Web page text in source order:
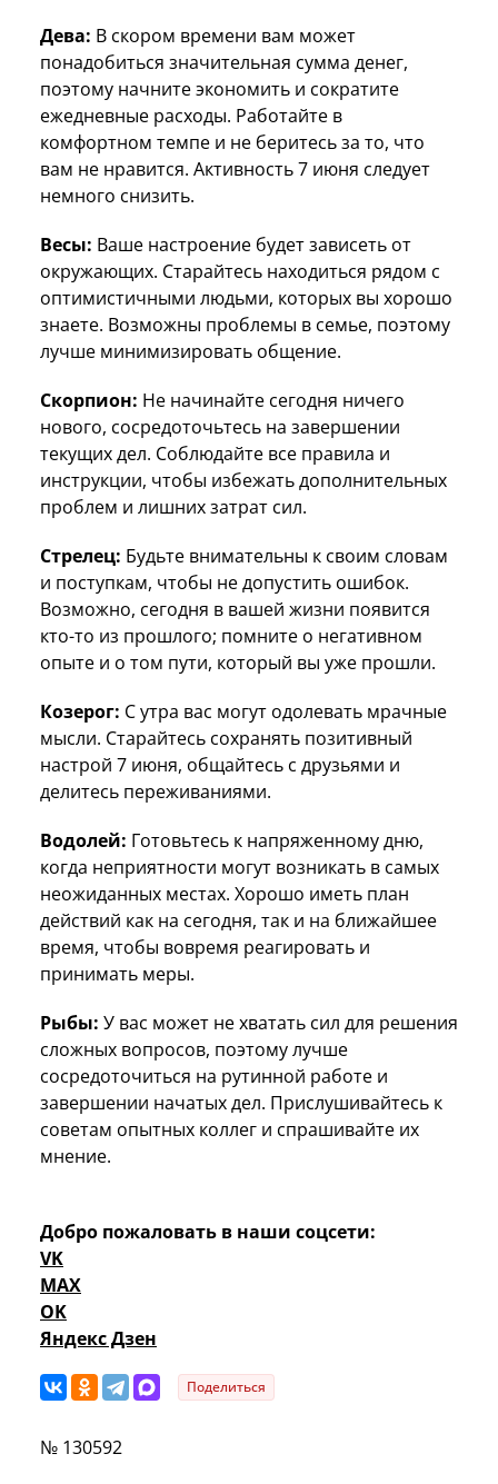
Дева: В скором времени вам может
понадобиться значительная сумма денег,
поэтому начните экономить и сократите
ежедневные расходы. Работайте в
комфортном темпе и не беритесь за то, что
вам не нравится. Активность 7 июня следует
немного снизить.
Весы: Ваше настроение будет зависеть от
окружающих. Старайтесь находиться рядом с
оптимистичными людьми, которых вы хорошо
знаете. Возможны проблемы в семье, поэтому
лучше минимизировать общение.
Скорпион: Не начинайте сегодня ничего
нового, сосредоточьтесь на завершении
текущих дел. Соблюдайте все правила и
инструкции, чтобы избежать дополнительных
проблем и лишних затрат сил.
Стрелец: Будьте внимательны к своим словам
и поступкам, чтобы не допустить ошибок.
Возможно, сегодня в вашей жизни появится
кто-то из прошлого; помните о негативном
опыте и о том пути, который вы уже прошли.
Козерог: С утра вас могут одолевать мрачные
мысли. Старайтесь сохранять позитивный
настрой 7 июня, общайтесь с друзьями и
делитесь переживаниями.
Водолей: Готовьтесь к напряженному дню,
когда неприятности могут возникать в самых
неожиданных местах. Хорошо иметь план
действий как на сегодня, так и на ближайшее
время, чтобы вовремя реагировать и
принимать меры.
Рыбы: У вас может не хватать сил для решения
сложных вопросов, поэтому лучше
сосредоточиться на рутинной работе и
завершении начатых дел. Прислушивайтесь к
советам опытных коллег и спрашивайте их
мнение.
Добро пожаловать в наши соцсети:
VK
MAX
OK
Яндекс Дзен
Поделиться
№ 130592